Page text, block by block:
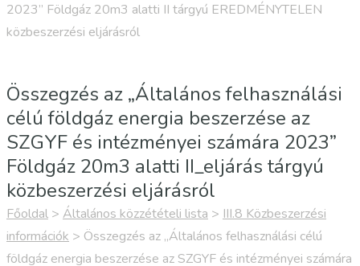
2023” Földgáz 20m3 alatti II tárgyú EREDMÉNYTELEN
közbeszerzési eljárásról
Összegzés az „Általános felhasználási
célú földgáz energia beszerzése az
SZGYF és intézményei számára 2023”
Földgáz 20m3 alatti II_eljárás tárgyú
közbeszerzési eljárásról
Főoldal > Általános közzétételi lista > III.8 Közbeszerzési
információk > Összegzés az „Általános felhasználási célú
földgáz energia beszerzése az SZGYF és intézményei számára